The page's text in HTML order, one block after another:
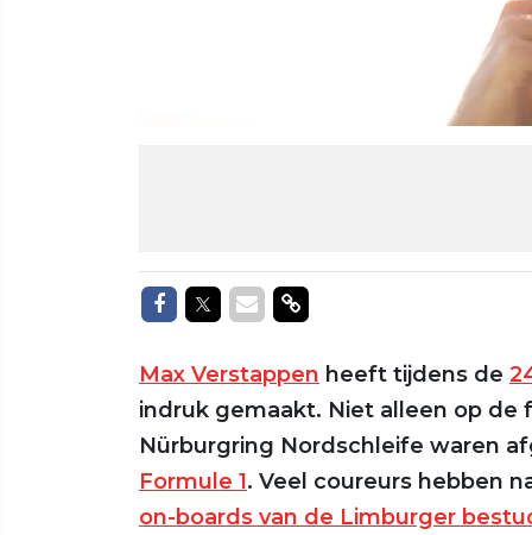
Delen op Facebook
Delen op Twitter
Delen via Mail
Delen via link
Max Verstappen heeft tijdens de
indruk gemaakt. Niet alleen op de
Nürburgring Nordschleife waren
Formule 1. Veel coureurs hebben
on-boards van de Limburger